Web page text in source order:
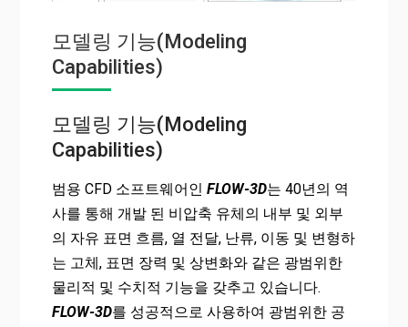
모델링 기능(Modeling
Capabilities)
모델링 기능(Modeling
Capabilities)
범용 CFD 소프트웨어인 FLOW-3D는 40년의 역
사를 통해 개발 된 비압축 유체의 내부 및 외부
의 자유 표면 흐름, 열 전달, 난류, 이동 및 변형하
는 고체, 표면 장력 및 상변화와 같은 광범위한
물리적 및 수치적 기능을 갖추고 있습니다.
FLOW-3D를 성공적으로 사용하여 광범위한 공